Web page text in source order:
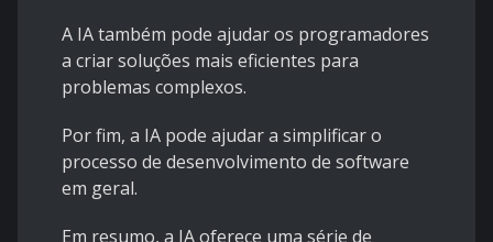
A IA também pode ajudar os programadores
a criar soluções mais eficientes para
problemas complexos.
Por fim, a IA pode ajudar a simplificar o
processo de desenvolvimento de software
em geral.
Em resumo, a IA oferece uma série de